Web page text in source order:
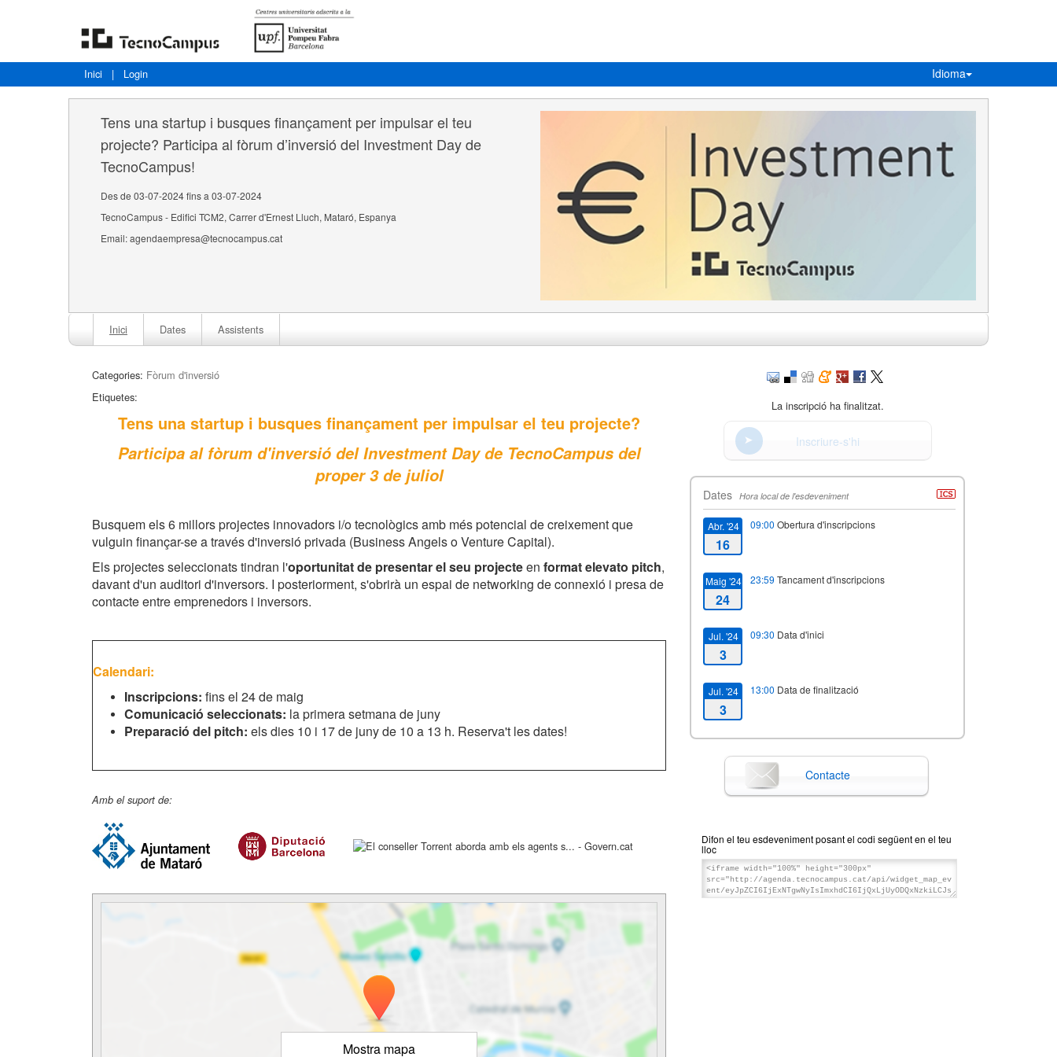
Inici | Login Idioma
Tens una startup i busques finançament per impulsar el teu
projecte? Participa al fòrum d’inversió del Investment Day de
TecnoCampus!
Des de 03-07-2024 fins a 03-07-2024
TecnoCampus - Edifici TCM2, Carrer d'Ernest Lluch, Mataró, Espanya
Email: agendaempresa@tecnocampus.cat
Inici Dates Assistents
Categories: Fòrum d'inversió
Etiquetes:
Tens una startup i busques finançament per impulsar el teu projecte?
Participa al fòrum d'inversió del Investment Day de TecnoCampus del
proper 3 de juliol
Busquem els 6 millors projectes innovadors i/o tecnològics amb més potencial de creixement que
vulguin finançar-se a través d'inversió privada (Business Angels o Venture Capital).
Els projectes seleccionats tindran l'oportunitat de presentar el seu projecteen format elevato pitch,
davant d'un auditori d'inversors. I posteriorment, s'obrirà un espai de networking de connexió i presa de
contacte entre emprenedors i inversors.
Calendari:
Inscripcions: fins el 24 de maig
Comunicació seleccionats: la primera setmana de juny
Preparació del pitch: els dies 10 i 17 de juny de 10 a 13 h. Reserva't les dates!
Amb el suport de:
Mostra mapa
La inscripció ha finalitzat.
Inscriure-s'hi
Dates Hora local de l'esdeveniment
Abr. '24
16
09:00 Obertura d'inscripcions
Maig '24
24
23:59 Tancament d'inscripcions
Jul. '24
3
09:30 Data d'inici
Jul. '24
3
13:00 Data de finalització
Contacte
Difon el teu esdeveniment posant el codi següent en el teu
lloc